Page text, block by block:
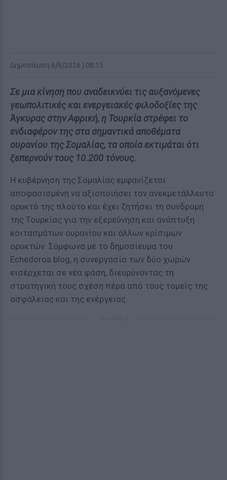
Δημοσίευση 6/6/2026 | 08:15
Σε μια κίνηση που αναδεικνύει τις αυξανόμενες
γεωπολιτικές και ενεργειακές φιλοδοξίες της
Άγκυρας στην Αφρική, η Τουρκία στρέφει το
ενδιαφέρον της στα σημαντικά αποθέματα
ουρανίου της Σομαλίας, τα οποία εκτιμάται ότι
ξεπερνούν τους 10.200 τόνους.
Η κυβέρνηση της Σομαλίας εμφανίζεται
αποφασισμένη να αξιοποιήσει τον ανεκμετάλλευτο
ορυκτό της πλούτο και έχει ζητήσει τη συνδρομή
της Τουρκίας για την εξερεύνηση και ανάπτυξη
κοιτασμάτων ουρανίου και άλλων κρίσιμων
ορυκτών. Σύμφωνα με το δημοσίευμα του
Echedoros.blog, η συνεργασία των δύο χωρών
εισέρχεται σε νέα φάση, διευρύνοντας τη
στρατηγική τους σχέση πέρα από τους τομείς της
ασφάλειας και της ενέργειας.